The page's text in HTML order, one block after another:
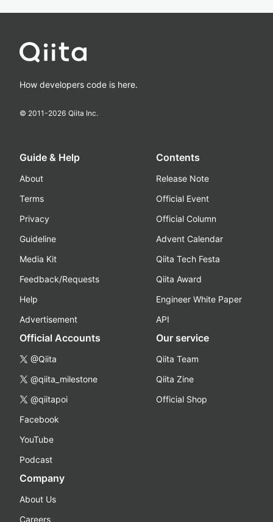
How developers code is here.
© 2011-2026 Qiita Inc.
Guide & Help
About
Terms
Privacy
Guideline
Media Kit
Feedback/Requests
Help
Advertisement
Contents
Release Note
Official Event
Official Column
Advent Calendar
Qiita Tech Festa
Qiita Award
Engineer White Paper
API
Official Accounts
@Qiita
@qiita_milestone
@qiitapoi
Facebook
YouTube
Podcast
Our service
Qiita Team
Qiita Zine
Official Shop
Company
About Us
Careers